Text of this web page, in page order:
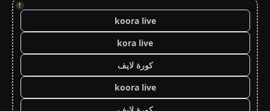
!
koora live
kora live
كورة لايف
koora live